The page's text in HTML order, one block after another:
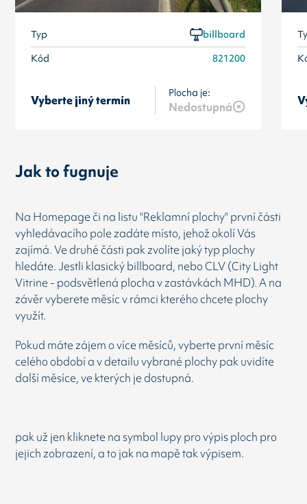
Typ
billboard
Kód
821200
Vyberte jiný termín
Plocha je:
Nedostupná
Jak to fugnuje
Na Homepage či na listu "Reklamní plochy" první části
vyhledávacího pole zadáte místo, jehož okolí Vás
zajímá. Ve druhé části pak zvolíte jaký typ plochy
hledáte. Jestli klasický billboard, nebo CLV (City Light
Vitrine - podsvětlená plocha v zastávkách MHD). A na
závěr vyberete měsíc v rámci kterého chcete plochy
využít.
Pokud máte zájem o více měsíců, vyberte první měsíc
celého období a v detailu vybrané plochy pak uvidíte
další měsíce, ve kterých je dostupná.
pak už jen kliknete na symbol lupy pro výpis ploch pro
jejich zobrazení, a to jak na mapě tak výpisem.